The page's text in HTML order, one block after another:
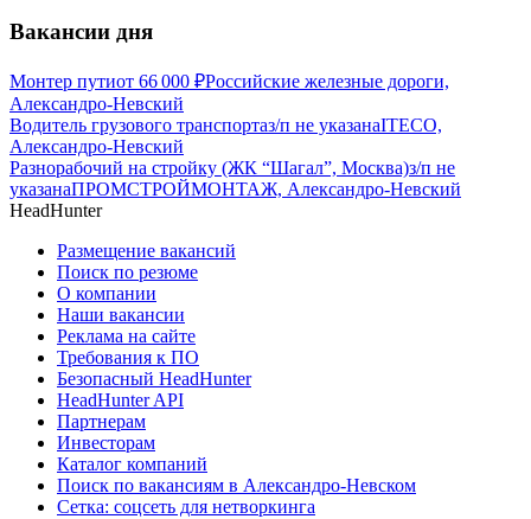
Вакансии дня
Монтер путиот 66 000 ₽Российские железные дороги,
Александро-Невский
Водитель грузового транспортаз/п не указанаITECO,
Александро-Невский
Разнорабочий на стройку (ЖК “Шагал”, Москва)з/п не
указанаПРОМСТРОЙМОНТАЖ, Александро-Невский
HeadHunter
Размещение вакансий
Поиск по резюме
О компании
Наши вакансии
Реклама на сайте
Требования к ПО
Безопасный HeadHunter
HeadHunter API
Партнерам
Инвесторам
Каталог компаний
Поиск по вакансиям в Александро-Невском
Сетка: соцсеть для нетворкинга